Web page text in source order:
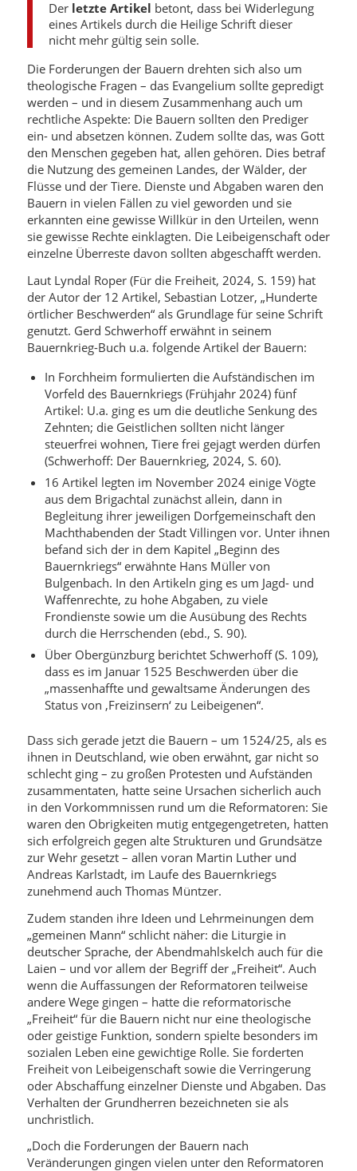
Der letzte Artikel betont, dass bei Widerlegung
eines Artikels durch die Heilige Schrift dieser
nicht mehr gültig sein solle.
Die Forderungen der Bauern drehten sich also um
theologische Fragen – das Evangelium sollte gepredigt
werden – und in diesem Zusammenhang auch um
rechtliche Aspekte: Die Bauern sollten den Prediger
ein- und absetzen können. Zudem sollte das, was Gott
den Menschen gegeben hat, allen gehören. Dies betraf
die Nutzung des gemeinen Landes, der Wälder, der
Flüsse und der Tiere. Dienste und Abgaben waren den
Bauern in vielen Fällen zu viel geworden und sie
erkannten eine gewisse Willkür in den Urteilen, wenn
sie gewisse Rechte einklagten. Die Leibeigenschaft oder
einzelne Überreste davon sollten abgeschafft werden.
Laut Lyndal Roper (Für die Freiheit, 2024, S. 159) hat
der Autor der 12 Artikel, Sebastian Lotzer, „Hunderte
örtlicher Beschwerden“ als Grundlage für seine Schrift
genutzt. Gerd Schwerhoff erwähnt in seinem
Bauernkrieg-Buch u.a. folgende Artikel der Bauern:
In Forchheim formulierten die Aufständischen im
Vorfeld des Bauernkriegs (Frühjahr 2024) fünf
Artikel: U.a. ging es um die deutliche Senkung des
Zehnten; die Geistlichen sollten nicht länger
steuerfrei wohnen, Tiere frei gejagt werden dürfen
(Schwerhoff: Der Bauernkrieg, 2024, S. 60).
16 Artikel legten im November 2024 einige Vögte
aus dem Brigachtal zunächst allein, dann in
Begleitung ihrer jeweiligen Dorfgemeinschaft den
Machthabenden der Stadt Villingen vor. Unter ihnen
befand sich der in dem Kapitel „Beginn des
Bauernkriegs“ erwähnte Hans Müller von
Bulgenbach. In den Artikeln ging es um Jagd- und
Waffenrechte, zu hohe Abgaben, zu viele
Frondienste sowie um die Ausübung des Rechts
durch die Herrschenden (ebd., S. 90).
Über Obergünzburg berichtet Schwerhoff (S. 109),
dass es im Januar 1525 Beschwerden über die
„massenhaffte und gewaltsame Änderungen des
Status von ‚Freizinsern‘ zu Leibeigenen“.
Dass sich gerade jetzt die Bauern – um 1524/25, als es
ihnen in Deutschland, wie oben erwähnt, gar nicht so
schlecht ging – zu großen Protesten und Aufständen
zusammentaten, hatte seine Ursachen sicherlich auch
in den Vorkommnissen rund um die Reformatoren: Sie
waren den Obrigkeiten mutig entgegengetreten, hatten
sich erfolgreich gegen alte Strukturen und Grundsätze
zur Wehr gesetzt – allen voran Martin Luther und
Andreas Karlstadt, im Laufe des Bauernkriegs
zunehmend auch Thomas Müntzer.
Zudem standen ihre Ideen und Lehrmeinungen dem
„gemeinen Mann“ schlicht näher: die Liturgie in
deutscher Sprache, der Abendmahlskelch auch für die
Laien – und vor allem der Begriff der „Freiheit“. Auch
wenn die Auffassungen der Reformatoren teilweise
andere Wege gingen – hatte die reformatorische
„Freiheit“ für die Bauern nicht nur eine theologische
oder geistige Funktion, sondern spielte besonders im
sozialen Leben eine gewichtige Rolle. Sie forderten
Freiheit von Leibeigenschaft sowie die Verringerung
oder Abschaffung einzelner Dienste und Abgaben. Das
Verhalten der Grundherren bezeichneten sie als
unchristlich.
„Doch die Forderungen der Bauern nach
Veränderungen gingen vielen unter den Reformatoren